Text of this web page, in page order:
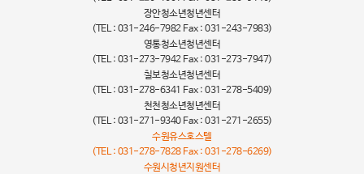
장안청소년청년센터
(TEL : 031-246-7982 Fax : 031-243-7983)
영통청소년청년센터
(TEL : 031-273-7942 Fax : 031-273-7947)
칠보청소년청년센터
(TEL : 031-278-6341 Fax : 031-278-5409)
천천청소년청년센터
(TEL : 031-271-9340 Fax : 031-271-2655)
수원유스호스텔
(TEL : 031-278-7828 Fax : 031-278-6269)
수원시청년지원센터